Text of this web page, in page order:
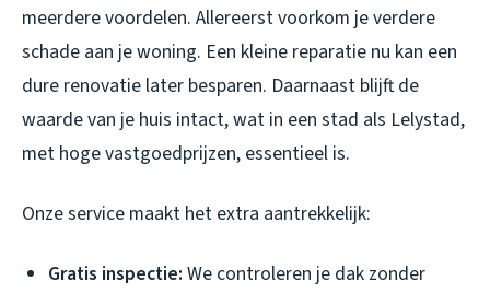
meerdere voordelen. Allereerst voorkom je verdere
schade aan je woning. Een kleine reparatie nu kan een
dure renovatie later besparen. Daarnaast blijft de
waarde van je huis intact, wat in een stad als Lelystad,
met hoge vastgoedprijzen, essentieel is.
Onze service maakt het extra aantrekkelijk:
Gratis inspectie: We controleren je dak zonder